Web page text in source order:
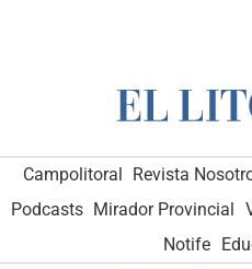
Campolitoral Revista
Podcasts Mirador Provincial
Notife